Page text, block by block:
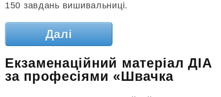
150 завдань вишивальниці.
Далі
Екзаменаційний матеріал ДІА
за професіями «Швачка